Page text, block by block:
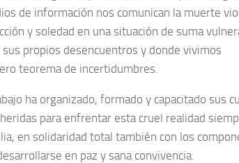
de información nos comunican la muerte
y soledad en una situación de suma
propios desencuentros y donde vivimos
teorema de incertidumbres.
ha organizado, formado y capacitado sus
para enfrentar esta cruel realidad
en solidaridad total también con los
en paz y sana convivencia.